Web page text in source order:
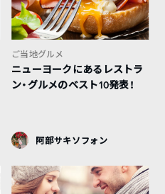
ご当地グルメ
ニューヨークにあるレストラ
ン・グルメのベスト10発表！
阿部サキソフォン